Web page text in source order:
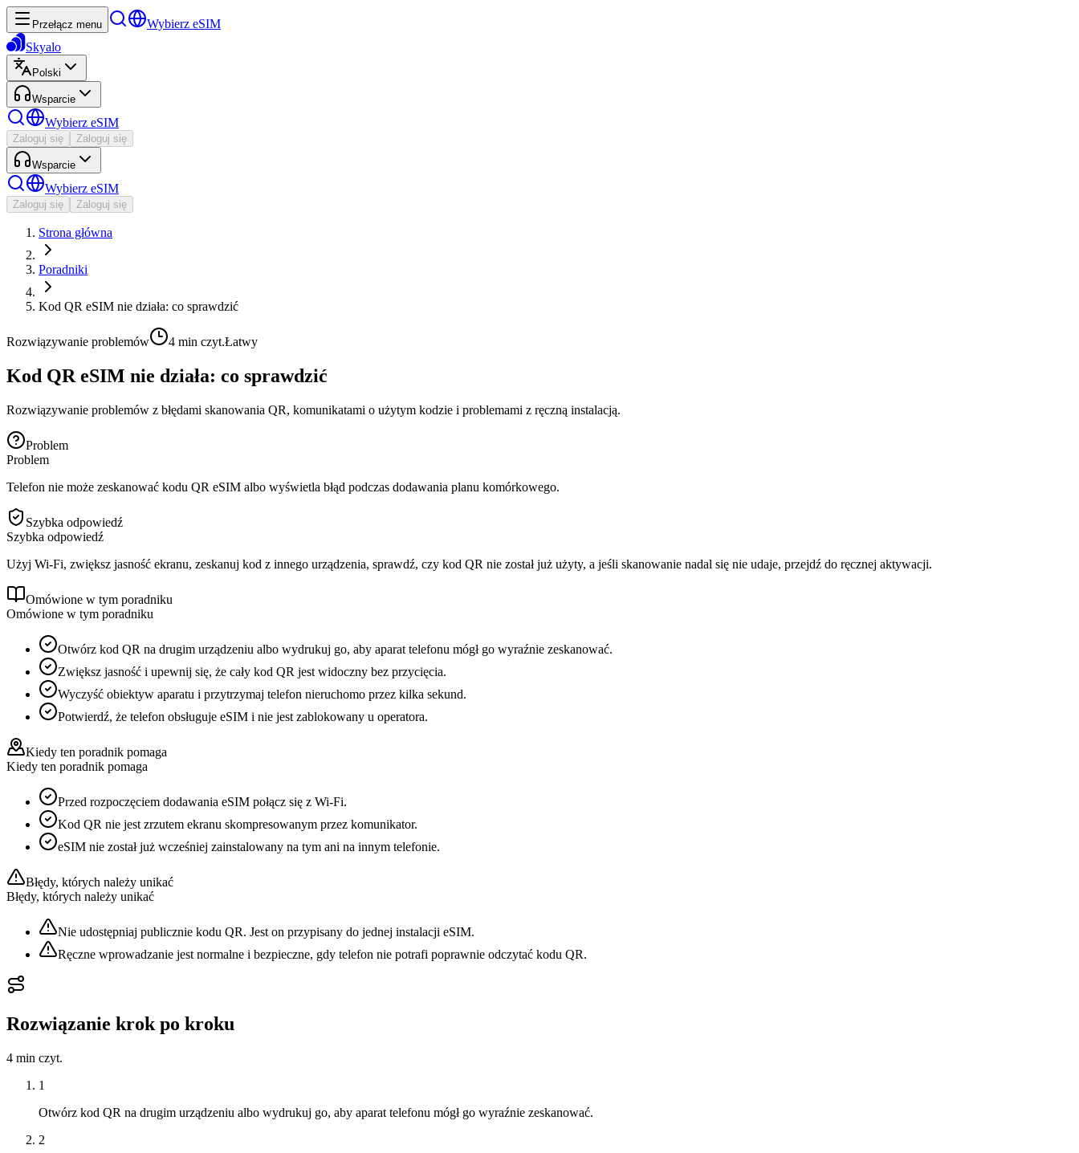
Przełącz menu
Wybierz eSIM
Skyalo
Polski
Wsparcie
Wybierz eSIM
Zaloguj się Zaloguj się
Wsparcie
Wybierz eSIM
Zaloguj się Zaloguj się
Strona główna
Poradniki
Kod QR eSIM nie działa: co sprawdzić
Rozwiązywanie problemów 4 min czyt.Łatwy
Kod QR eSIM nie działa: co sprawdzić
Rozwiązywanie problemów z błędami skanowania QR, komunikatami o użytym kodzie i problemami z ręczną instalacją.
Problem
Problem
Telefon nie może zeskanować kodu QR eSIM albo wyświetla błąd podczas dodawania planu komórkowego.
Szybka odpowiedź
Szybka odpowiedź
Użyj Wi-Fi, zwiększ jasność ekranu, zeskanuj kod z innego urządzenia, sprawdź, czy kod QR nie został już użyty, a jeśli skanowanie nadal się nie udaje, przejdź do ręcznej aktywacji.
Omówione w tym poradniku
Omówione w tym poradniku
Otwórz kod QR na drugim urządzeniu albo wydrukuj go, aby aparat telefonu mógł go wyraźnie zeskanować.
Zwiększ jasność i upewnij się, że cały kod QR jest widoczny bez przycięcia.
Wyczyść obiektyw aparatu i przytrzymaj telefon nieruchomo przez kilka sekund.
Potwierdź, że telefon obsługuje eSIM i nie jest zablokowany u operatora.
Kiedy ten poradnik pomaga
Kiedy ten poradnik pomaga
Przed rozpoczęciem dodawania eSIM połącz się z Wi-Fi.
Kod QR nie jest zrzutem ekranu skompresowanym przez komunikator.
eSIM nie został już wcześniej zainstalowany na tym ani na innym telefonie.
Błędy, których należy unikać
Błędy, których należy unikać
Nie udostępniaj publicznie kodu QR. Jest on przypisany do jednej instalacji eSIM.
Ręczne wprowadzanie jest normalne i bezpieczne, gdy telefon nie potrafi poprawnie odczytać kodu QR.
Rozwiązanie krok po kroku
4 min czyt.
1
Otwórz kod QR na drugim urządzeniu albo wydrukuj go, aby aparat telefonu mógł go wyraźnie zeskanować.
2